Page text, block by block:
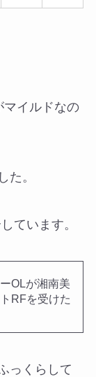
マイルドなの
た。
ています。
OLが湘南美
RFを受けた
っくらして